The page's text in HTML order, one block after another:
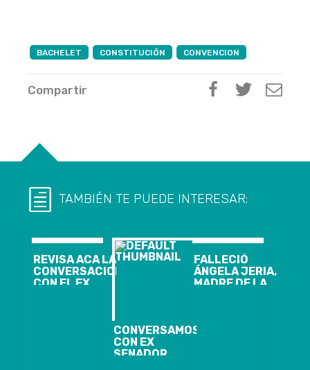
BACHELET CONSTITUCIÓN CONVENCION
Compartir
TAMBIÉN TE PUEDE INTERESAR:
REVISA ACA LA
CONVERSACION
CON EL EX
CONVERSAMOS
CON EX
SENADOR
FALLECIÓ
ÁNGELA JERIA,
MADRE DE LA